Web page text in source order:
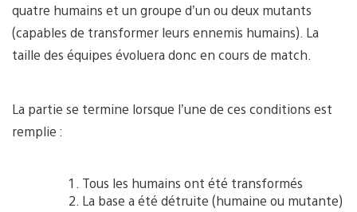
quatre humains et un groupe d’un ou deux mutants
(capables de transformer leurs ennemis humains). La
taille des équipes évoluera donc en cours de match.
La partie se termine lorsque l’une de ces conditions est
remplie :
Tous les humains ont été transformés
La base a été détruite (humaine ou mutante)